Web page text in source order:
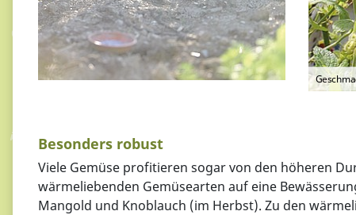
Besonders robust
Viele Gemüse profitieren sogar von den höheren
wärmeliebenden Gemüsearten auf eine
Mangold und Knoblauch (im Herbst). Zu den